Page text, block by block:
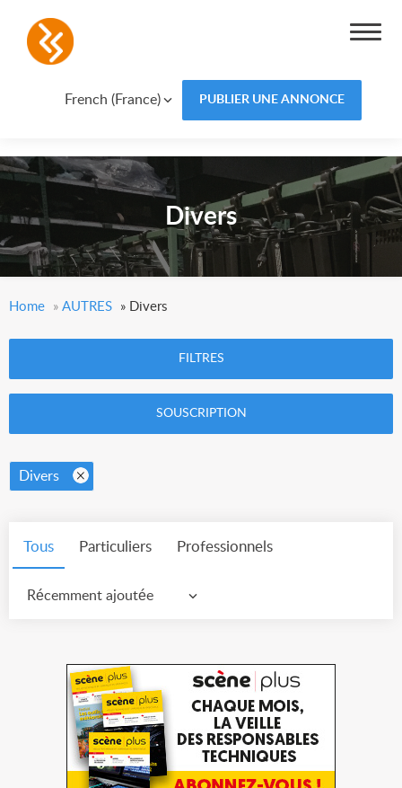
French (France) PUBLIER UNE ANNONCE
Divers
Home » AUTRES » Divers
FILTRES
SOUSCRIPTION
Divers
Tous Particuliers Professionnels
Récemment ajoutée